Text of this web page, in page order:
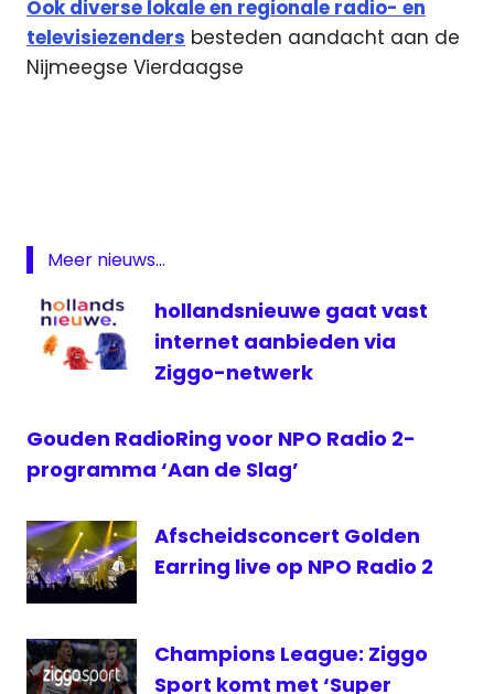
Ook diverse lokale en regionale radio- en
televisiezenders besteden aandacht aan de
Nijmeegse Vierdaagse
NPO
NPO
NPO
Radio
2
televisie
Vierdaagse
Meer nieuws...
hollandsnieuwe gaat vast
internet aanbieden via
Ziggo-netwerk
Gouden RadioRing voor NPO Radio 2-
programma ‘Aan de Slag’
Afscheidsconcert Golden
Earring live op NPO Radio 2
Champions League: Ziggo
Sport komt met ‘Super